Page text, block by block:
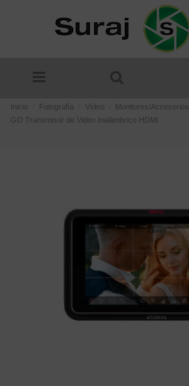
Inicio Fotografía Vídeo Monitores/Accesorios
GO Transmisor de Video Inalámbrico HDMI